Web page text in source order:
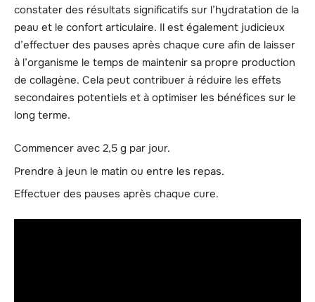
constater des résultats significatifs sur l’hydratation de la
peau et le confort articulaire. Il est également judicieux
d’effectuer des pauses après chaque cure afin de laisser
à l’organisme le temps de maintenir sa propre production
de collagène. Cela peut contribuer à réduire les effets
secondaires potentiels et à optimiser les bénéfices sur le
long terme.
Commencer avec 2,5 g par jour.
Prendre à jeun le matin ou entre les repas.
Effectuer des pauses après chaque cure.